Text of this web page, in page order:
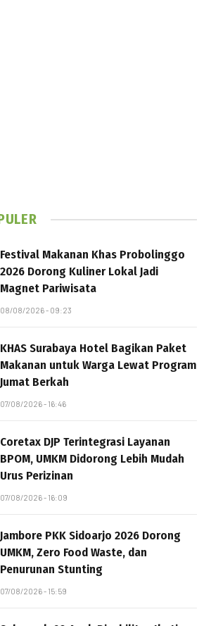
Festival Makanan Khas Probolinggo
2026 Dorong Kuliner Lokal Jadi
Magnet Pariwisata
08/08/2026 - 09:23
KHAS Surabaya Hotel Bagikan Paket
Makanan untuk Warga Lewat Program
Jumat Berkah
07/08/2026 - 16:46
Coretax DJP Terintegrasi Layanan
BPOM, UMKM Didorong Lebih Mudah
Urus Perizinan
07/08/2026 - 16:09
Jambore PKK Sidoarjo 2026 Dorong
UMKM, Zero Food Waste, dan
Penurunan Stunting
07/08/2026 - 15:59